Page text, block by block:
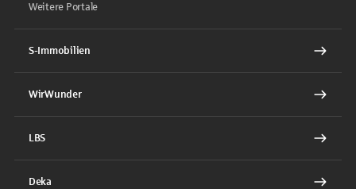
Weitere Portale
S-Immobilien
WirWunder
LBS
Deka